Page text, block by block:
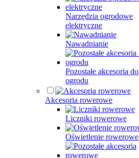
Narzędzia ogrodowe
elektryczne
Nawadnianie
Pozostałe akcesoria do
ogrodu
Akcesoria rowerowe
Liczniki rowerowe
Oświetlenie rowerowe